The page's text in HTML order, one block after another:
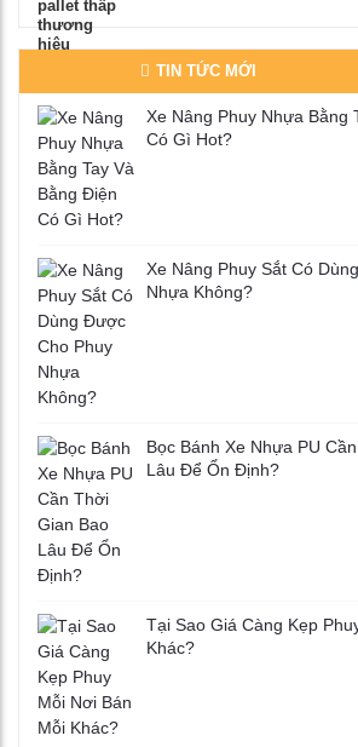
TIN TỨC MỚI
Xe Nâng Phuy Nhựa Bằng
Có Gì Hot?
Xe Nâng Phuy Sắt Có
Nhựa Không?
Bọc Bánh Xe Nhựa PU
Lâu Để Ổn Định?
Tại Sao Giá Càng Kẹp
Khác?